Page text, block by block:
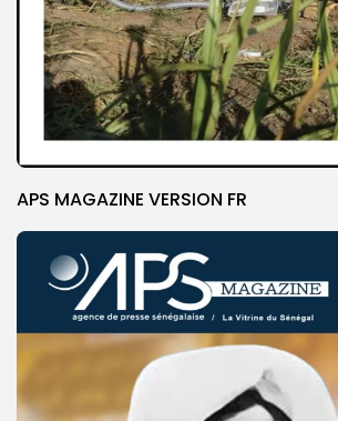
APS MAGAZINE VERSION FR